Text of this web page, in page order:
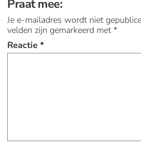
Praat mee:
Je e-mailadres wordt niet
velden zijn gemarkeerd met *
Reactie *